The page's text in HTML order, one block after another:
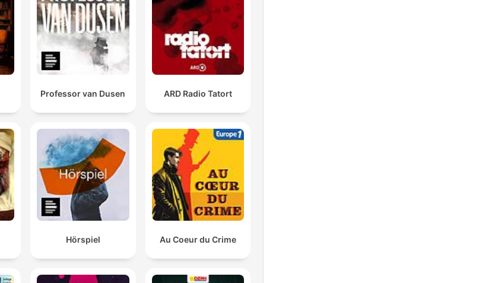
Professor van Dusen ARD Radio Tatort
Hörspiel Au Coeur du Crime